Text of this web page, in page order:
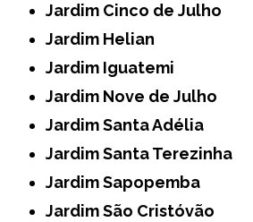
Jardim Cinco de Julho
Jardim Helian
Jardim Iguatemi
Jardim Nove de Julho
Jardim Santa Adélia
Jardim Santa Terezinha
Jardim Sapopemba
Jardim São Cristóvão